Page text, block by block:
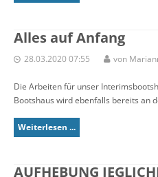
Alles auf Anfang
28.03.2020 07:55 von
Die Arbeiten für unser
Bootshaus wird ebenfalls bereits an
Weiterlesen ...
AUFHEBUNG